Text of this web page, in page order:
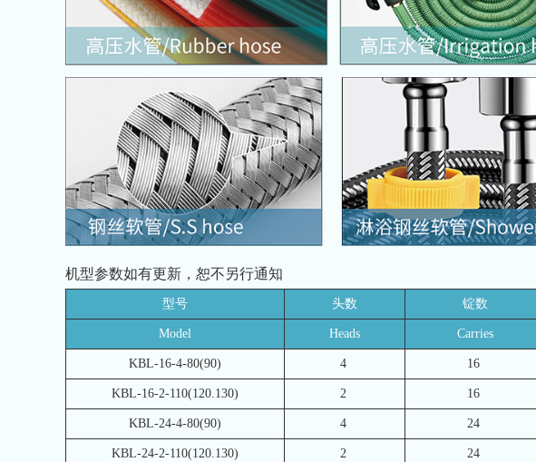
机型参数如有更新，恕不另行通知
型号 头数 锭数
Model Heads Carries
KBL-16-4-80(90) 4 16
KBL-16-2-110(120.130) 2 16
KBL-24-4-80(90) 4 24
KBL-24-2-110(120.130) 2 24